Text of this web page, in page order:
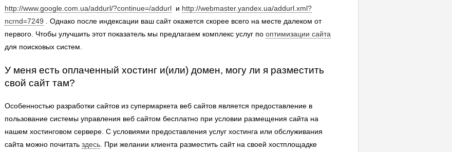
http://www.google.com.ua/addurl/?continue=/addurl и http://webmaster.yandex.ua/addurl.xml?
ncrnd=7249 . Однако после индексации ваш сайт окажется скорее всего на месте далеком от
первого. Чтобы улучшить этот показатель мы предлагаем комплекс услуг по оптимизации сайта
для поисковых систем.
У меня есть оплаченный хостинг и(или) домен, могу ли я разместить
свой сайт там?
Особенностью разработки сайтов из супермаркета веб сайтов является предоставление в
пользование системы управления веб сайтом бесплатно при условии размещения сайта на
нашем хостинговом сервере. С условиями предоставления услуг хостинга или обслуживания
сайта можно почитать здесь . При желании клиента разместить сайт на своей хостплощадке